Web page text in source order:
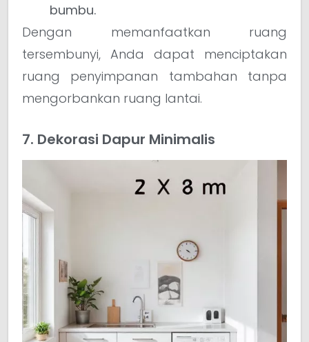
bumbu.
Dengan memanfaatkan ruang
tersembunyi, Anda dapat menciptakan
ruang penyimpanan tambahan tanpa
mengorbankan ruang lantai.
7. Dekorasi Dapur Minimalis